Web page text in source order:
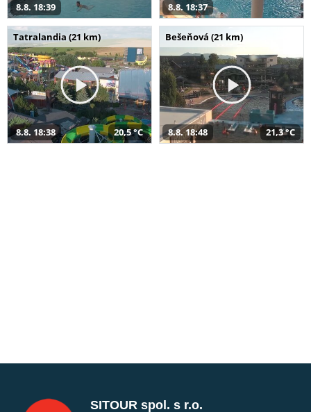
8.8. 18:39 8.8. 18:37
Tatralandia (21 km)
8.8. 18:38 20,5 °C
Bešeňová (21 km)
8.8. 18:48 21,3 °C
SITOUR spol. s r.o.